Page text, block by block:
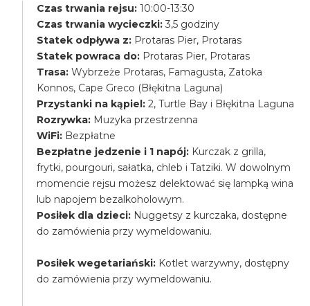
Czas trwania rejsu: 10:00-13:30
Czas trwania wycieczki: 3,5 godziny
Statek odpływa z: Protaras Pier, Protaras
Statek powraca do: Protaras Pier, Protaras
Trasa: Wybrzeże Protaras, Famagusta, Zatoka
Konnos, Cape Greco (Błękitna Laguna)
Przystanki na kąpiel: 2, Turtle Bay i Błękitna Laguna
Rozrywka: Muzyka przestrzenna
WiFi: Bezpłatne
Bezpłatne jedzenie i 1 napój: Kurczak z grilla,
frytki, pourgouri, sałatka, chleb i Tatziki. W dowolnym
momencie rejsu możesz delektować się lampką wina
lub napojem bezalkoholowym.
Posiłek dla dzieci: Nuggetsy z kurczaka, dostępne
do zamówienia przy wymeldowaniu.
Posiłek wegetariański: Kotlet warzywny, dostępny
do zamówienia przy wymeldowaniu.